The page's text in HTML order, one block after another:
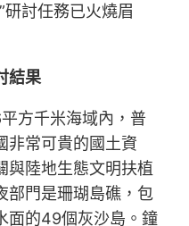
研討任務已火燒眉
結果
方千米海域內，普
非常可貴的國土資
與陸地生態文明扶植
部門是珊瑚島礁，包
面的49個灰沙島。鐘